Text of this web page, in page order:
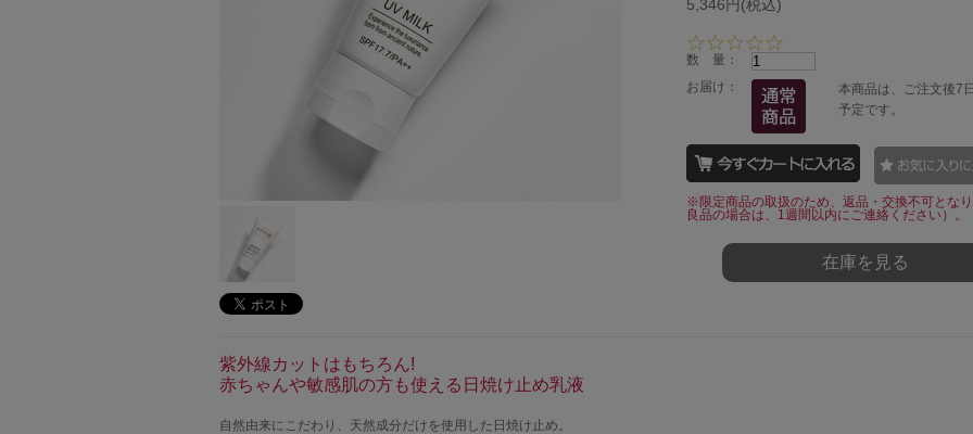
5,346円(税込)
0
s
t
a
r
a
t
i
n
g
数 量：
お届け：
本商品は、ご注文後7
予定です。
※限定商品の取扱のため、返品・交換不可とな
良品の場合は、1週間以内にご連絡ください）。
在庫を見る
紫外線カットはもちろん!
赤ちゃんや敏感肌の方も使える日焼け止め乳液
自然由来にこだわり、天然成分だけを使用した日焼け止め。